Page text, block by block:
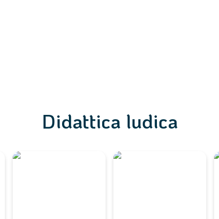
Didattica ludica
Imparare Giocando con
Narrativa Interattiva con